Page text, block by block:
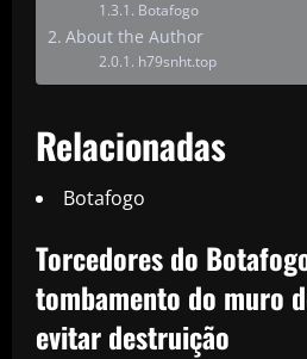
Botafogo
About the Author
h79snht.top
Relacionadas
Botafogo
Torcedores do
tombamento do muro
evitar destruição